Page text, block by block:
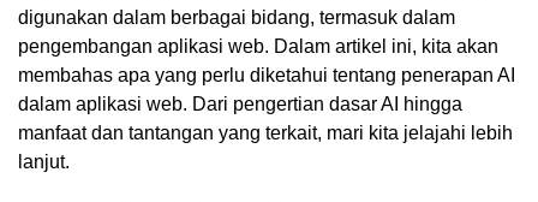
digunakan dalam berbagai bidang, termasuk dalam
pengembangan aplikasi web. Dalam artikel ini, kita akan
membahas apa yang perlu diketahui tentang penerapan AI
dalam aplikasi web. Dari pengertian dasar AI hingga
manfaat dan tantangan yang terkait, mari kita jelajahi lebih
lanjut.